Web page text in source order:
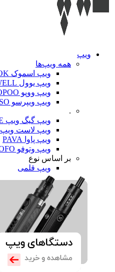
ویپ‌
همه ویپ‌ها
ویپ اسموک SMOK
ویپ یوول UWELL
ویپ ووپو VOOPOO
ویپ ویپرسو VAPORESSO
.
ویپ گیگ ویپ GEEK VAPE
ویپ لاست ویپLOST VAPE
ویپ پاوا PAVA
ویپ وتوفو WOTOFO
بر اساس نوع
ویپ قلمی